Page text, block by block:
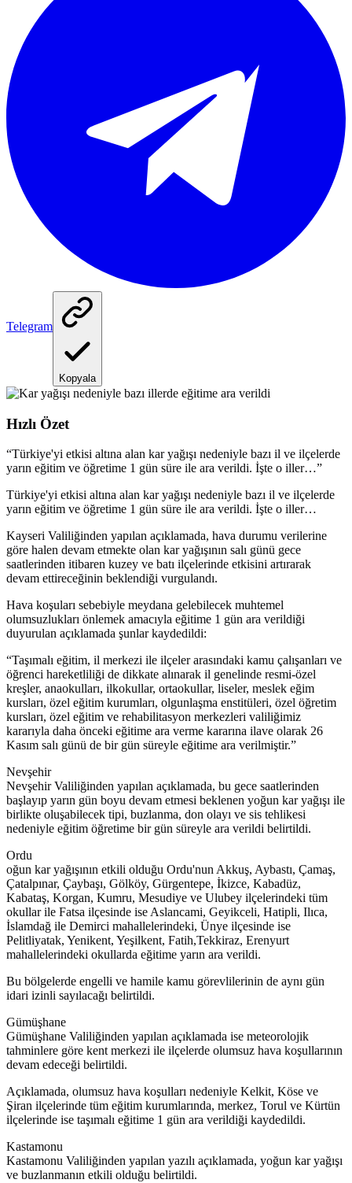
Telegram
Kopyala
Hızlı Özet
“Türkiye'yi etkisi altına alan kar yağışı nedeniyle bazı il ve ilçelerde
yarın eğitim ve öğretime 1 gün süre ile ara verildi. İşte o iller…”
Türkiye'yi etkisi altına alan kar yağışı nedeniyle bazı il ve ilçelerde
yarın eğitim ve öğretime 1 gün süre ile ara verildi. İşte o iller…
Kayseri Valiliğinden yapılan açıklamada, hava durumu verilerine
göre halen devam etmekte olan kar yağışının salı günü gece
saatlerinden itibaren kuzey ve batı ilçelerinde etkisini artırarak
devam ettireceğinin beklendiği vurgulandı.
Hava koşuları sebebiyle meydana gelebilecek muhtemel
olumsuzlukları önlemek amacıyla eğitime 1 gün ara verildiği
duyurulan açıklamada şunlar kaydedildi:
“Taşımalı eğitim, il merkezi ile ilçeler arasındaki kamu çalışanları ve
öğrenci hareketliliği de dikkate alınarak il genelinde resmi-özel
kreşler, anaokulları, ilkokullar, ortaokullar, liseler, meslek eğim
kursları, özel eğitim kurumları, olgunlaşma enstitüleri, özel öğretim
kursları, özel eğitim ve rehabilitasyon merkezleri valiliğimiz
kararıyla daha önceki eğitime ara verme kararına ilave olarak 26
Kasım salı günü de bir gün süreyle eğitime ara verilmiştir.”
Nevşehir
Nevşehir Valiliğinden yapılan açıklamada, bu gece saatlerinden
başlayıp yarın gün boyu devam etmesi beklenen yoğun kar yağışı ile
birlikte oluşabilecek tipi, buzlanma, don olayı ve sis tehlikesi
nedeniyle eğitim öğretime bir gün süreyle ara verildi belirtildi.
Ordu
oğun kar yağışının etkili olduğu Ordu'nun Akkuş, Aybastı, Çamaş,
Çatalpınar, Çaybaşı, Gölköy, Gürgentepe, İkizce, Kabadüz,
Kabataş, Korgan, Kumru, Mesudiye ve Ulubey ilçelerindeki tüm
okullar ile Fatsa ilçesinde ise Aslancami, Geyikceli, Hatipli, Ilıca,
İslamdağ ile Demirci mahallelerindeki, Ünye ilçesinde ise
Pelitliyatak, Yenikent, Yeşilkent, Fatih,Tekkiraz, Erenyurt
mahallelerindeki okullarda eğitime yarın ara verildi.
Bu bölgelerde engelli ve hamile kamu görevlilerinin de aynı gün
idari izinli sayılacağı belirtildi.
Gümüşhane
Gümüşhane Valiliğinden yapılan açıklamada ise meteorolojik
tahminlere göre kent merkezi ile ilçelerde olumsuz hava koşullarının
devam edeceği belirtildi.
Açıklamada, olumsuz hava koşulları nedeniyle Kelkit, Köse ve
Şiran ilçelerinde tüm eğitim kurumlarında, merkez, Torul ve Kürtün
ilçelerinde ise taşımalı eğitime 1 gün ara verildiği kaydedildi.
Kastamonu
Kastamonu Valiliğinden yapılan yazılı açıklamada, yoğun kar yağışı
ve buzlanmanın etkili olduğu belirtildi.